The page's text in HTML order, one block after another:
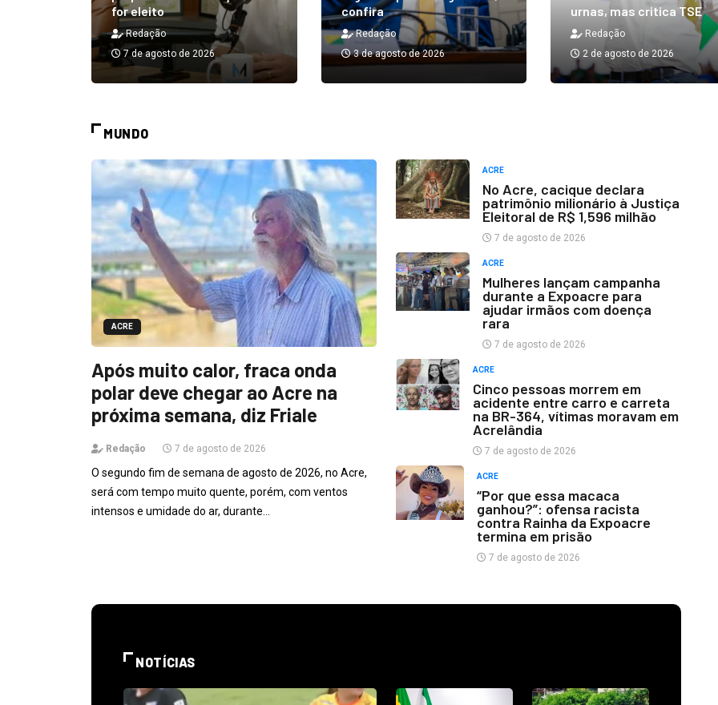
for eleito
Redação
7 de agosto de 2026
confira
Redação
3 de agosto de 2026
urnas, mas critica TSE
Redação
2 de agosto de 2026
MUNDO
ACRE
Após muito calor, fraca onda
polar deve chegar ao Acre na
próxima semana, diz Friale
Redação 7 de agosto de 2026
O segundo fim de semana de agosto de 2026, no Acre,
será com tempo muito quente, porém, com ventos
intensos e umidade do ar, durante…
ACRE
No Acre, cacique declara
patrimônio milionário à Justiça
Eleitoral de R$ 1,596 milhão
7 de agosto de 2026
ACRE
Mulheres lançam campanha
durante a Expoacre para
ajudar irmãos com doença
rara
7 de agosto de 2026
ACRE
Cinco pessoas morrem em
acidente entre carro e carreta
na BR-364, vítimas moravam em
Acrelândia
7 de agosto de 2026
ACRE
“Por que essa macaca
ganhou?”: ofensa racista
contra Rainha da Expoacre
termina em prisão
7 de agosto de 2026
NOTÍCIAS